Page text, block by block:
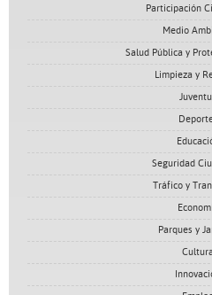
Participación
Medio
Salud Pública y
Limpieza y
Seguridad
Tráfico y
Parques y